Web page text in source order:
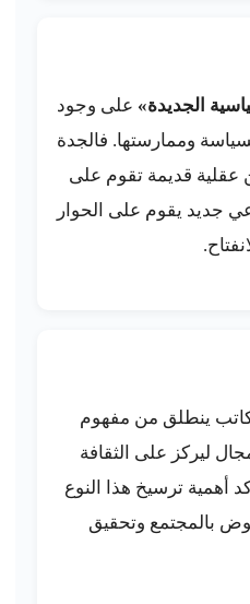
الجديدة» على وجود
وممارستها. فالجدة
عقلية قديمة تقوم على
جديد يقوم على الحوار
ينطلق من مفهوم
ليركز على الثقافة
أهمية ترسيخ هذا النوع
بالمجتمع وتحقيق